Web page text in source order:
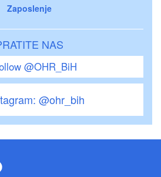
Zaposlenje
NAS
@OHR_BiH
@ohr_bih